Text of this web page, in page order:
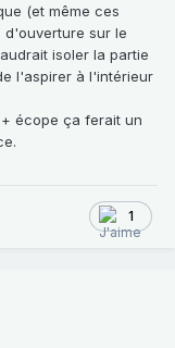
(et même ces
d'ouverture sur le
isoler la partie
l'aspirer à l'intérieur
écope ça ferait un
1